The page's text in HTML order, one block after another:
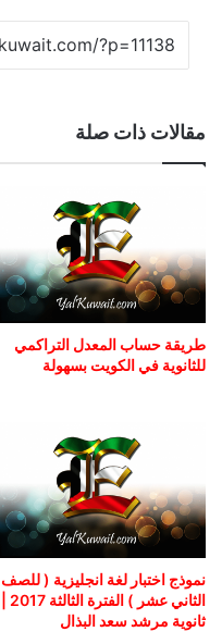
مقالات ذات صلة
طريقة حساب المعدل التراكمي
للثانوية في الكويت بسهولة
نموذج اختبار لغة انجليزية ( للصف
ثانوية مرشد سعد البذال